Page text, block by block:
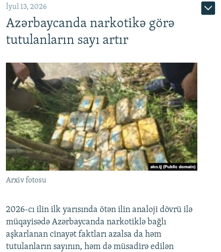
İyul 13, 2026
Azərbaycanda narkotikə görə
tutulanların sayı artır
Arxiv fotosu
2026-cı ilin ilk yarısında ötən ilin analoji dövrü ilə
müqayisədə Azərbaycanda narkotiklə bağlı
aşkarlanan cinayət faktları azalsa da həm
tutulanların sayının, həm də müsadirə edilən